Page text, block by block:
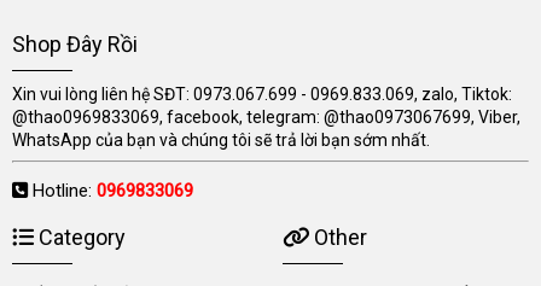
Shop Đây Rồi
Xin vui lòng liên hệ SĐT: 0973.067.699 - 0969.833.069, zalo, Tiktok:
@thao0969833069, facebook, telegram: @thao0973067699, Viber,
WhatsApp của bạn và chúng tôi sẽ trả lời bạn sớm nhất.
Hotline: 0969833069
Category Other